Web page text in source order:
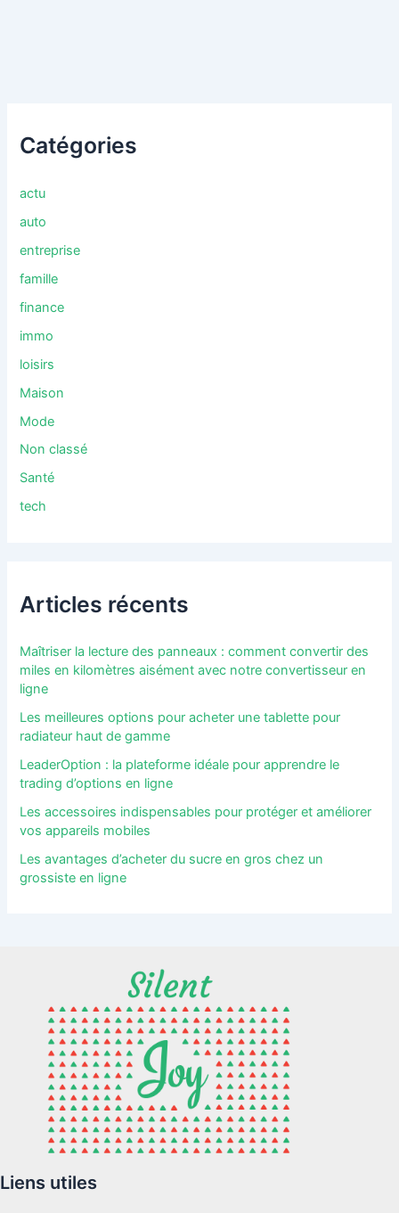
Catégories
actu
auto
entreprise
famille
finance
immo
loisirs
Maison
Mode
Non classé
Santé
tech
Articles récents
Maîtriser la lecture des panneaux : comment convertir des
miles en kilomètres aisément avec notre convertisseur en
ligne
Les meilleures options pour acheter une tablette pour
radiateur haut de gamme
LeaderOption : la plateforme idéale pour apprendre le
trading d’options en ligne
Les accessoires indispensables pour protéger et améliorer
vos appareils mobiles
Les avantages d’acheter du sucre en gros chez un
grossiste en ligne
Liens utiles